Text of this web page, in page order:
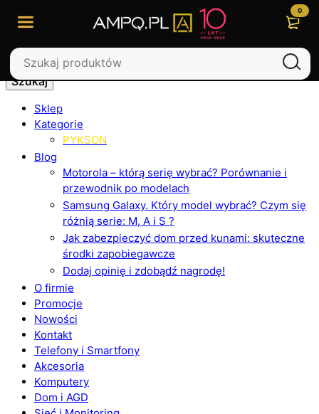
Szukaj
Sklep
Kategorie
PYKSON
Blog
Motorola – którą serię wybrać? Porównanie i
przewodnik po modelach
Samsung Galaxy. Który model wybrać? Czym się
różnią serie: M, A i S ?
Jak zabezpieczyć dom przed kunami: skuteczne
środki zapobiegawcze
Dodaj opinię i zdobądź nagrodę!
O firmie
Promocje
Nowości
Kontakt
Telefony i Smartfony
Akcesoria
Komputery
Dom i AGD
0